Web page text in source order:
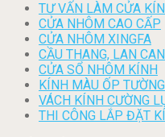
TƯ VẤN LÀM CỬA
CỬA NHÔM CAO CẤP
CỬA NHÔM XINGFA
CẦU THANG, LAN
CỬA SỔ NHÔM KÍNH
KÍNH MÀU ỐP TƯỜNG
VÁCH KÍNH CƯỜNG
THI CÔNG LẮP ĐẶT